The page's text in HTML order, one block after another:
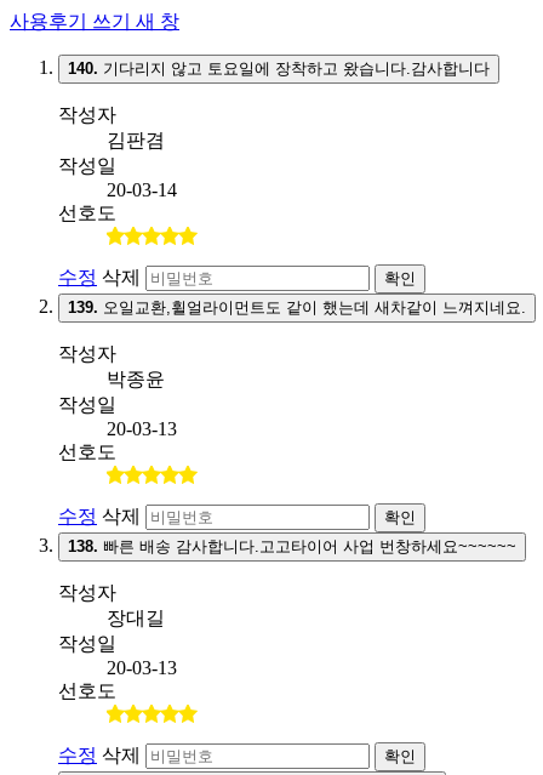
사용후기 쓰기 새 창
140. 기다리지 않고 토요일에 장착하고 왔습니다.감사합니다
작성자
김판겸
작성일
20-03-14
선호도
수정 삭제
확인
139. 오일교환,휠얼라이먼트도 같이 했는데 새차같이 느껴지네요.
작성자
박종윤
작성일
20-03-13
선호도
수정 삭제
확인
138. 빠른 배송 감사합니다.고고타이어 사업 번창하세요~~~~~~
작성자
장대길
작성일
20-03-13
선호도
수정 삭제
확인